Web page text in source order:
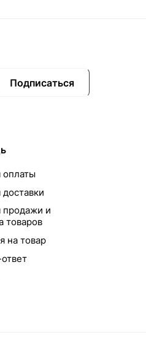
Подписаться
оплаты
доставки
продажи и
товаров
на товар